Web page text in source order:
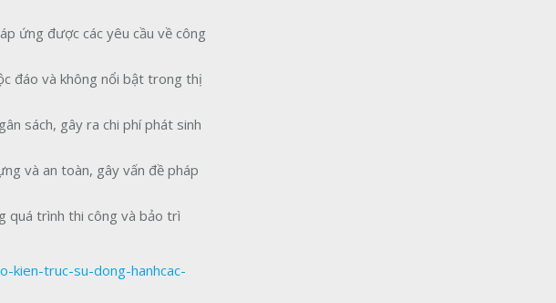
ứng được các yêu cầu về công
đáo và không nổi bật trong thị
sách, gây ra chi phí phát sinh
và an toàn, gây vấn đề pháp
quá trình thi công và bảo trì
kien-truc-su-dong-hanhcac-